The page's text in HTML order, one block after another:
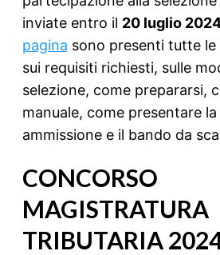
inviate entro il 20 luglio
pagina sono presenti tutte
sui requisiti richiesti, sulle
selezione, come prepararsi,
manuale, come presentare
ammissione e il bando da
CONCORSO
MAGISTRATURA
TRIBUTARIA